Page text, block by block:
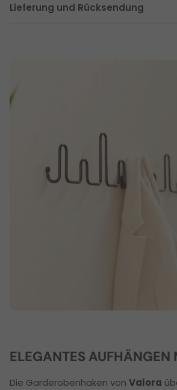
Lieferung und Rücksendung
ELEGANTES AUFHÄNGEN
Die Garderobenhaken von Valora